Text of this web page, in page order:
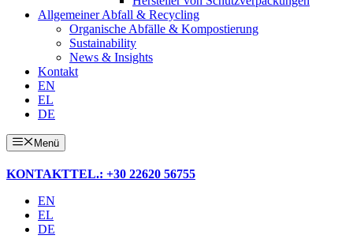
Allgemeiner Abfall & Recycling
Organische Abfälle & Kompostierung
Sustainability
News & Insights
Kontakt
EN
EL
DE
Menü
KONTAKTTEL.: +30 22620 56755
EN
EL
DE